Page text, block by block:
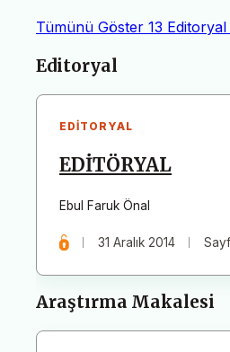
Tümünü Göster 13 Editoryal
Makaleler
Editoryal
EDITORYAL
EDİTÖRYAL
Ebul Faruk Önal
31 Aralık 2014
Araştırma Makalesi